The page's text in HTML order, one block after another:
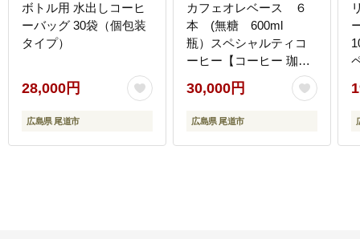
ボトル用 水出しコーヒ
ーバッグ 30袋（個包装
タイプ）
28,000円
広島県 尾道市
カフェオレベース ６
本 (無糖 600ml
瓶）スペシャルティコ
ーヒー【コーヒー 珈琲
カフェオレ カフェオレ
ベース COFFEE ブラッ
ク 無糖 ブレンド 飲料
ルティコーヒー 広島県
30,000円
広島県 尾道市
ド 紙パッ